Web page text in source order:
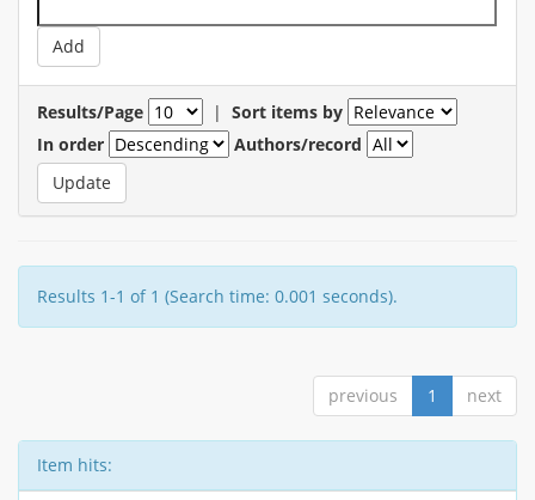
Results/Page | Sort items by
In order
Authors/record
Results 1-1 of 1 (Search time: 0.001 seconds).
previous 1 next
Item hits: